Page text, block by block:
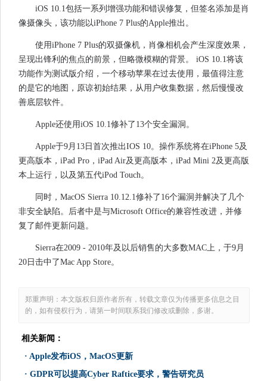
iOS 10.1包括一系列增强功能和错误修复，但签名添加是肖
像摄像头，该功能以iPhone 7 Plus的Apple推出。
使用iPhone 7 Plus的双摄像机，肖像相机会产生深度效果，
呈现出锋利的焦点的前景，但略微模糊的背景。 iOS 10.1将该
功能作为测试版介绍，一个移动苹果在过去使用，最值得注意
的是它的地图，原谅初始结果，从用户收集数据，然后慢慢改
善底层软件。
Apple还使用iOS 10.1修补了13个安全漏洞。
Apple于9月13日首次推出IOS 10。操作系统将在iPhone 5及
更高版本，iPad Pro，iPad Air及更高版本，iPad Mini 2及更高版
本上运行，以及第五代iPod Touch。
同时，MacOS Sierra 10.12.1修补了16个漏洞并解决了几个
非安全缺陷。后者中是与Microsoft Office的兼容性改进，并修
复了邮件更新问题。
Sierra在2009 - 2010年及以后销售的大多数MAC上，于9月
20日击中了Mac App Store。
郑重声明：本文版权归原作者所有，转载文章仅为传播更多信息之目
的，如有侵权行为，请第一时间联系我们修改或删除，多谢。
相关新闻：
· Apple发布iOS，MacOS更新
· GDPR可以提高Cyber​​ Raftice要求，警告研究员